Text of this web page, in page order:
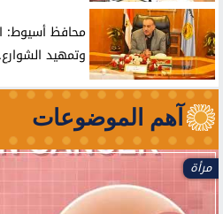
محافظ أسيوط:
وتمهيد
آهم الموضوعات
مرأة